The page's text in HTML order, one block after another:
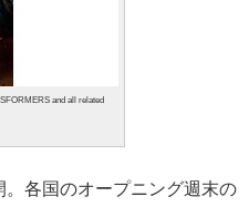
and all related
各国のオープニング週末の